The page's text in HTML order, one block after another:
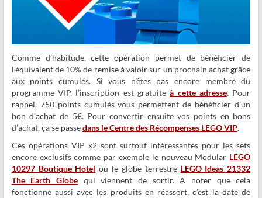
Comme d’habitude, cette opération permet de bénéficier de
l’équivalent de 10% de remise à valoir sur un prochain achat grâce
aux points cumulés. Si vous n’êtes pas encore membre du
programme VIP, l’inscription est gratuiteà cette adresse. Pour
rappel, 750 points cumulés vous permettent de bénéficier d’un
bon d’achat de 5€. Pour convertir ensuite vos points en bons
d’achat, ça se passedans le Centre des Récompenses LEGO VIP.
Ces opérations VIP x2 sont surtout intéressantes pour les sets
encore exclusifs comme par exemple le nouveau Modular LEGO
10297 Boutique Hotel ou le globe terrestre LEGO Ideas 21332
The Earth Globe qui viennent de sortir. A noter que cela
fonctionne aussi avec les produits en réassort, c’est la date de